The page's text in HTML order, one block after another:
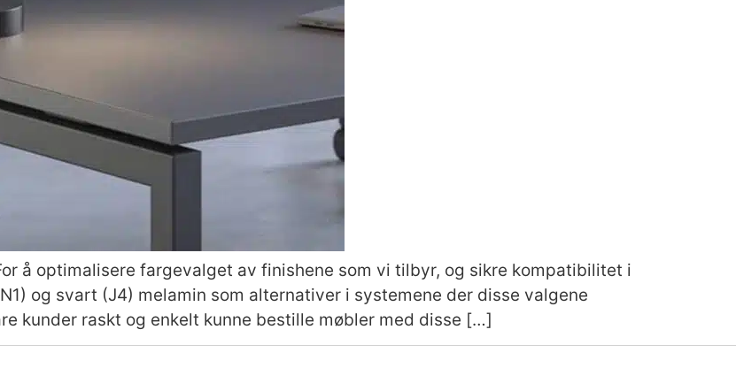
å optimalisere fargevalget av finishene som vi tilbyr, og sikre kompatibilitet i
og svart (J4) melamin som alternativer i systemene der disse valgene
kunder raskt og enkelt kunne bestille møbler med disse […]